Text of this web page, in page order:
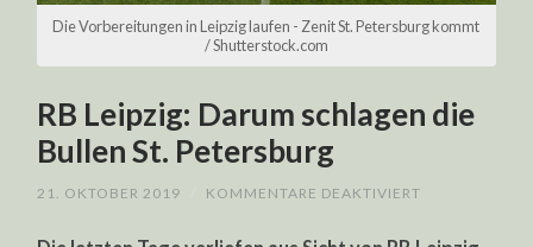
Die Vorbereitungen in Leipzig laufen - Zenit St. Petersburg kommt
/ Shutterstock.com
RB Leipzig: Darum schlagen die
Bullen St. Petersburg
21. OKTOBER 2019 KOMMENTARE DEAKTIVIERT